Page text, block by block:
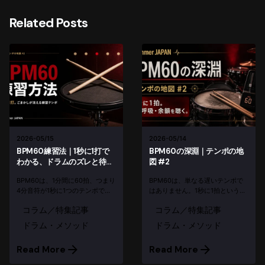
Related Posts
2026-05/15
BPM60練習法｜1秒に1打で
わかる、ドラムのズレと待つ
BPM60は、1分間に60拍、つまり
4分音符が1秒に1つのテンポで
1打ごとの入口、待ち方、リバウ
ンド、左右差が見えてしまう。ド
ラマーが1打の精度を確認するた
す。
コラム／特集記事
ドラム・メソッド
Read More
2026-05/14
BPM60の深淵｜テンポの地
図 #2
BPM60は、単なる遅いテンポで
はありません。1秒に1拍という静
吸、間、クリックの間にある自分
の時間感覚が見えてきます。
コラム／特集記事
ドラム・メソッド
Read More